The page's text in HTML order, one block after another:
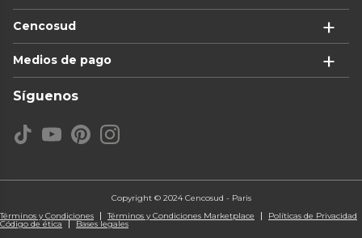
Cencosud
Medios de pago
Síguenos
Copyright © 2024 Cencosud - Paris
Términos y Condiciones
Términos y Condiciones Marketplace Políticas de Privacidad
Código de ética Bases legales